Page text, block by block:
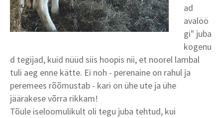
ad
avalöö
gi" juba
kogenu
d tegijad, kuid nüüd siis hoopis nii, et noorel lambal
tuli aeg enne kätte. Ei noh - perenaine on rahul ja
peremees rõõmustab - kari on ühe ute ja ühe
jäärakese võrra rikkam!
Tõule iseloomulikult oli tegu juba tehtud, kui